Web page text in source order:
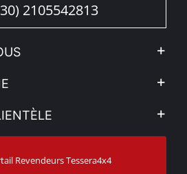
2105542813
Revendeurs Tessera4x4